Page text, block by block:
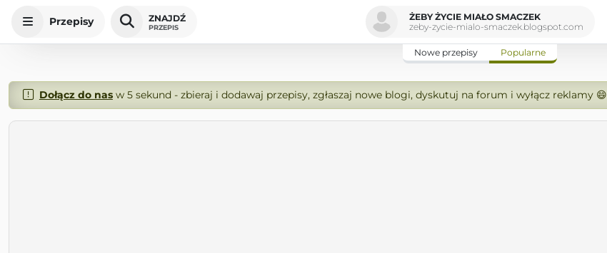
Przepisy ZNAJDŹ
PRZEPIS
ŻEBY ŻYCIE MIAŁO SMACZEK
zeby-zycie-mialo-smaczek.blogspot.com
Nowe przepisy Popularne
Dołącz do nasw 5 sekund - zbieraj i dodawaj przepisy, zgłaszaj nowe blogi, dyskutuj na forum i wyłącz reklamy 😄